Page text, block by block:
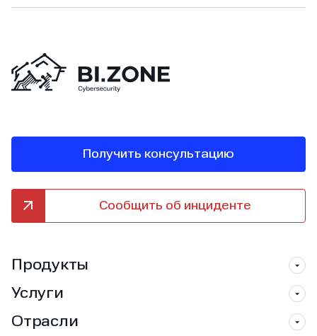
Получить консультацию
Сообщить об инциденте
Продукты
Услуги
Отрасли